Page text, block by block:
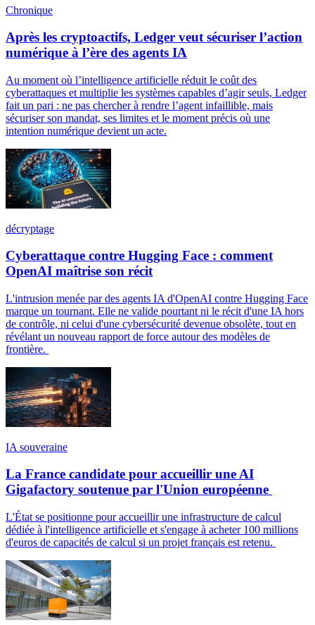
Chronique
Après les cryptoactifs, Ledger veut sécuriser l’action
numérique à l’ère des agents IA
Au moment où l’intelligence artificielle réduit le coût des
cyberattaques et multiplie les systèmes capables d’agir seuls, Ledger
fait un pari : ne pas chercher à rendre l’agent infaillible, mais
sécuriser son mandat, ses limites et le moment précis où une
intention numérique devient un acte.
décryptage
Cyberattaque contre Hugging Face : comment
OpenAI maîtrise son récit
L'intrusion menée par des agents IA d'OpenAI contre Hugging Face
marque un tournant. Elle ne valide pourtant ni le récit d'une IA hors
de contrôle, ni celui d'une cybersécurité devenue obsolète, tout en
révélant un nouveau rapport de force autour des modèles de
frontière.
IA souveraine
La France candidate pour accueillir une AI
Gigafactory soutenue par l'Union européenne
L'État se positionne pour accueillir une infrastructure de calcul
dédiée à l'intelligence artificielle et s'engage à acheter 100 millions
d'euros de capacités de calcul si un projet français est retenu.